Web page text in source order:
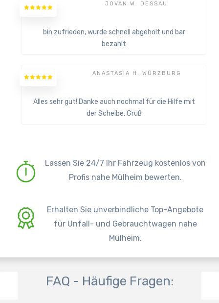
JOVAN W. DESSAU
bin zufrieden, wurde schnell abgeholt und bar
bezahlt
ANASTASIA H. WÜRZBURG
Alles sehr gut! Danke auch nochmal für die Hilfe mit
der Scheibe, Gruß
Lassen Sie 24/7 Ihr Fahrzeug kostenlos von
Profis nahe Mülheim bewerten.
Erhalten Sie unverbindliche Top-Angebote
für Unfall- und Gebrauchtwagen nahe
Mülheim.
FAQ - Häufige Fragen: